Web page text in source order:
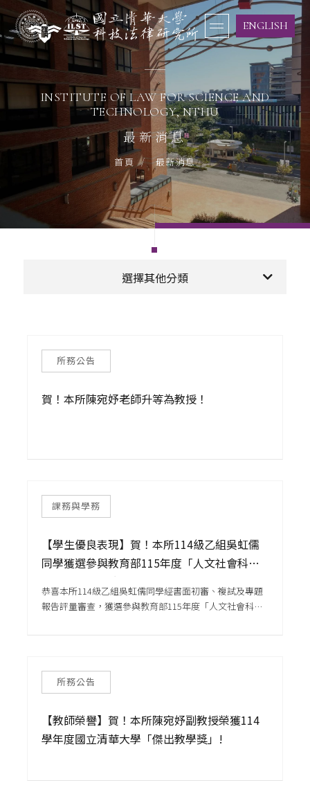
ENGLISH
INSTITUTE OF LAW FOR SCIENCE AND
TECHNOLOGY, NTHU
最新消息
首頁 最新消息
選擇其他分類
招生公告
課務與學務
所務公告
賀！本所陳宛妤老師升等為教授！
課務與學務
【學生優良表現】賀！本所114級乙組吳虹儒
同學獲選參與教育部115年度「人文社會科學
學術人才跨國培育計畫」出國進修案！
恭喜本所114級乙組吳虹儒同學經書面初審、複試及專題
報告評量審查，獲選參與教育部115年度「人文社會科學
州大學柏克萊分校（UC Berkeley）進修一年！
所務公告
【教師榮譽】賀！本所陳宛妤副教授榮獲114
學年度國立清華大學「傑出教學獎」!